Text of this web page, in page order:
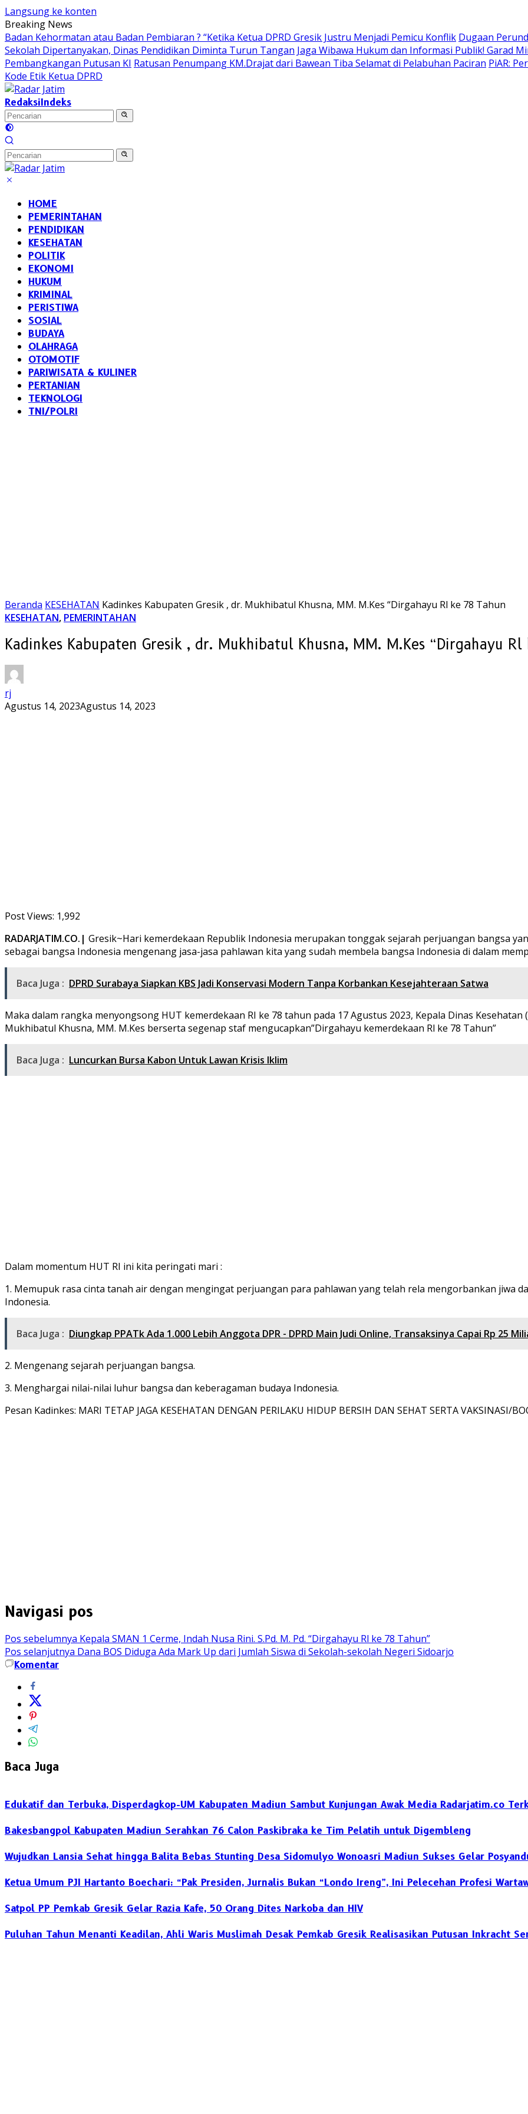
Langsung ke konten
Breaking News
Badan Kehormatan atau Badan Pembiaran ? “Ketika Ketua DPRD Gresik Justru Menjadi Pemicu Konflik Dugaan
Sekolah Dipertanyakan, Dinas Pendidikan Diminta Turun Tangan Jaga Wibawa Hukum dan Informasi Publik! Garad
Pembangkangan Putusan KI Ratusan Penumpang KM.Drajat dari Bawean Tiba Selamat di Pelabuhan Paciran PiAR:
Kode Etik Ketua DPRD
RedaksiIndeks
HOME
PEMERINTAHAN
PENDIDIKAN
KESEHATAN
POLITIK
EKONOMI
HUKUM
KRIMINAL
PERISTIWA
SOSIAL
BUDAYA
OLAHRAGA
OTOMOTIF
PARIWISATA & KULINER
PERTANIAN
TEKNOLOGI
TNI/POLRI
Beranda KESEHATAN Kadinkes Kabupaten Gresik , dr. Mukhibatul Khusna, MM. M.Kes “Dirgahayu Rl ke 78 Tahun
KESEHATAN, PEMERINTAHAN
Kadinkes Kabupaten Gresik , dr. Mukhibatul Khusna, MM. M.Kes “Dirgahayu
rj
Agustus 14, 2023Agustus 14, 2023
Post Views: 1,992
RADARJATIM.CO.| Gresik~Hari kemerdekaan Republik Indonesia merupakan tonggak sejarah perjuangan bangsa
sebagai bangsa Indonesia mengenang jasa-jasa pahlawan kita yang sudah membela bangsa Indonesia di dalam
Baca Juga : DPRD Surabaya Siapkan KBS Jadi Konservasi Modern Tanpa Korbankan Kesejahteraan Satwa
Maka dalam rangka menyongsong HUT kemerdekaan RI ke 78 tahun pada 17 Agustus 2023, Kepala Dinas
Mukhibatul Khusna, MM. M.Kes berserta segenap staf mengucapkan”Dirgahayu kemerdekaan Rl ke 78 Tahun”
Baca Juga : Luncurkan Bursa Kabon Untuk Lawan Krisis Iklim
Dalam momentum HUT RI ini kita peringati mari :
1. Memupuk rasa cinta tanah air dengan mengingat perjuangan para pahlawan yang telah rela mengorbankan jiwa
Indonesia.
Baca Juga : Diungkap PPATk Ada 1.000 Lebih Anggota DPR - DPRD Main Judi Online, Transaksinya Capai Rp 25
2. Mengenang sejarah perjuangan bangsa.
3. Menghargai nilai-nilai luhur bangsa dan keberagaman budaya Indonesia.
Pesan Kadinkes: MARI TETAP JAGA KESEHATAN DENGAN PERILAKU HIDUP BERSIH DAN SEHAT SERTA VAKSINASI/
Navigasi pos
Pos sebelumnya Kepala SMAN 1 Cerme, Indah Nusa Rini. S.Pd. M. Pd. “Dirgahayu Rl ke 78 Tahun”
Pos selanjutnya Dana BOS Diduga Ada Mark Up dari Jumlah Siswa di Sekolah-sekolah Negeri Sidoarjo
Komentar
Baca Juga
Edukatif dan Terbuka, Disperdagkop-UM Kabupaten Madiun Sambut Kunjungan Awak Media Radarjatim.co
Bakesbangpol Kabupaten Madiun Serahkan 76 Calon Paskibraka ke Tim Pelatih untuk Digembleng
Wujudkan Lansia Sehat hingga Balita Bebas Stunting Desa Sidomulyo Wonoasri Madiun Sukses Gelar
Ketua Umum PJI Hartanto Boechari: “Pak Presiden, Jurnalis Bukan “Londo Ireng”, Ini Pelecehan Profesi
Satpol PP Pemkab Gresik Gelar Razia Kafe, 50 Orang Dites Narkoba dan HIV
‎Puluhan Tahun Menanti Keadilan, Ahli Waris Muslimah Desak Pemkab Gresik Realisasikan Putusan Inkracht